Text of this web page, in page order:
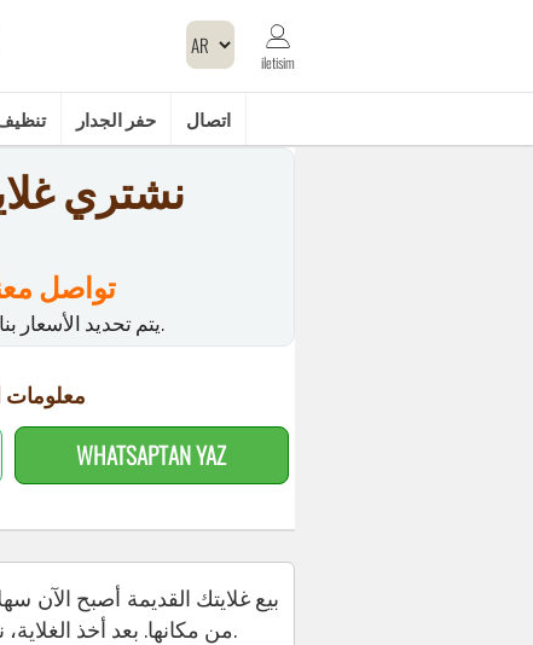
iletisim
حفر الجدار اتصال
نشتري
تواصل
يتم تحديد الأسعار بناءً على نطاق الخدمة واحتياجاتك.
معلومات
WHATSAPTAN YAZ
بيع غلايتك القديمة أصبح الآن
من مكانها. بعد أخذ الغلاية، نقوم بتقطيعها وتفكيكها في الموقع. هذا يجعل إزالتها أسهل بكثير وفي نفس الوقت نحولها إلى خردة.